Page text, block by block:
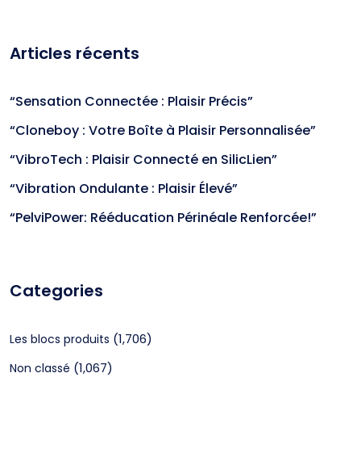
Articles récents
“Sensation Connectée : Plaisir Précis”
“Cloneboy : Votre Boîte à Plaisir Personnalisée”
“VibroTech : Plaisir Connecté en SilicLien”
“Vibration Ondulante : Plaisir Élevé”
“PelviPower: Rééducation Périnéale Renforcée!”
Categories
Les blocs produits (1,706)
Non classé (1,067)